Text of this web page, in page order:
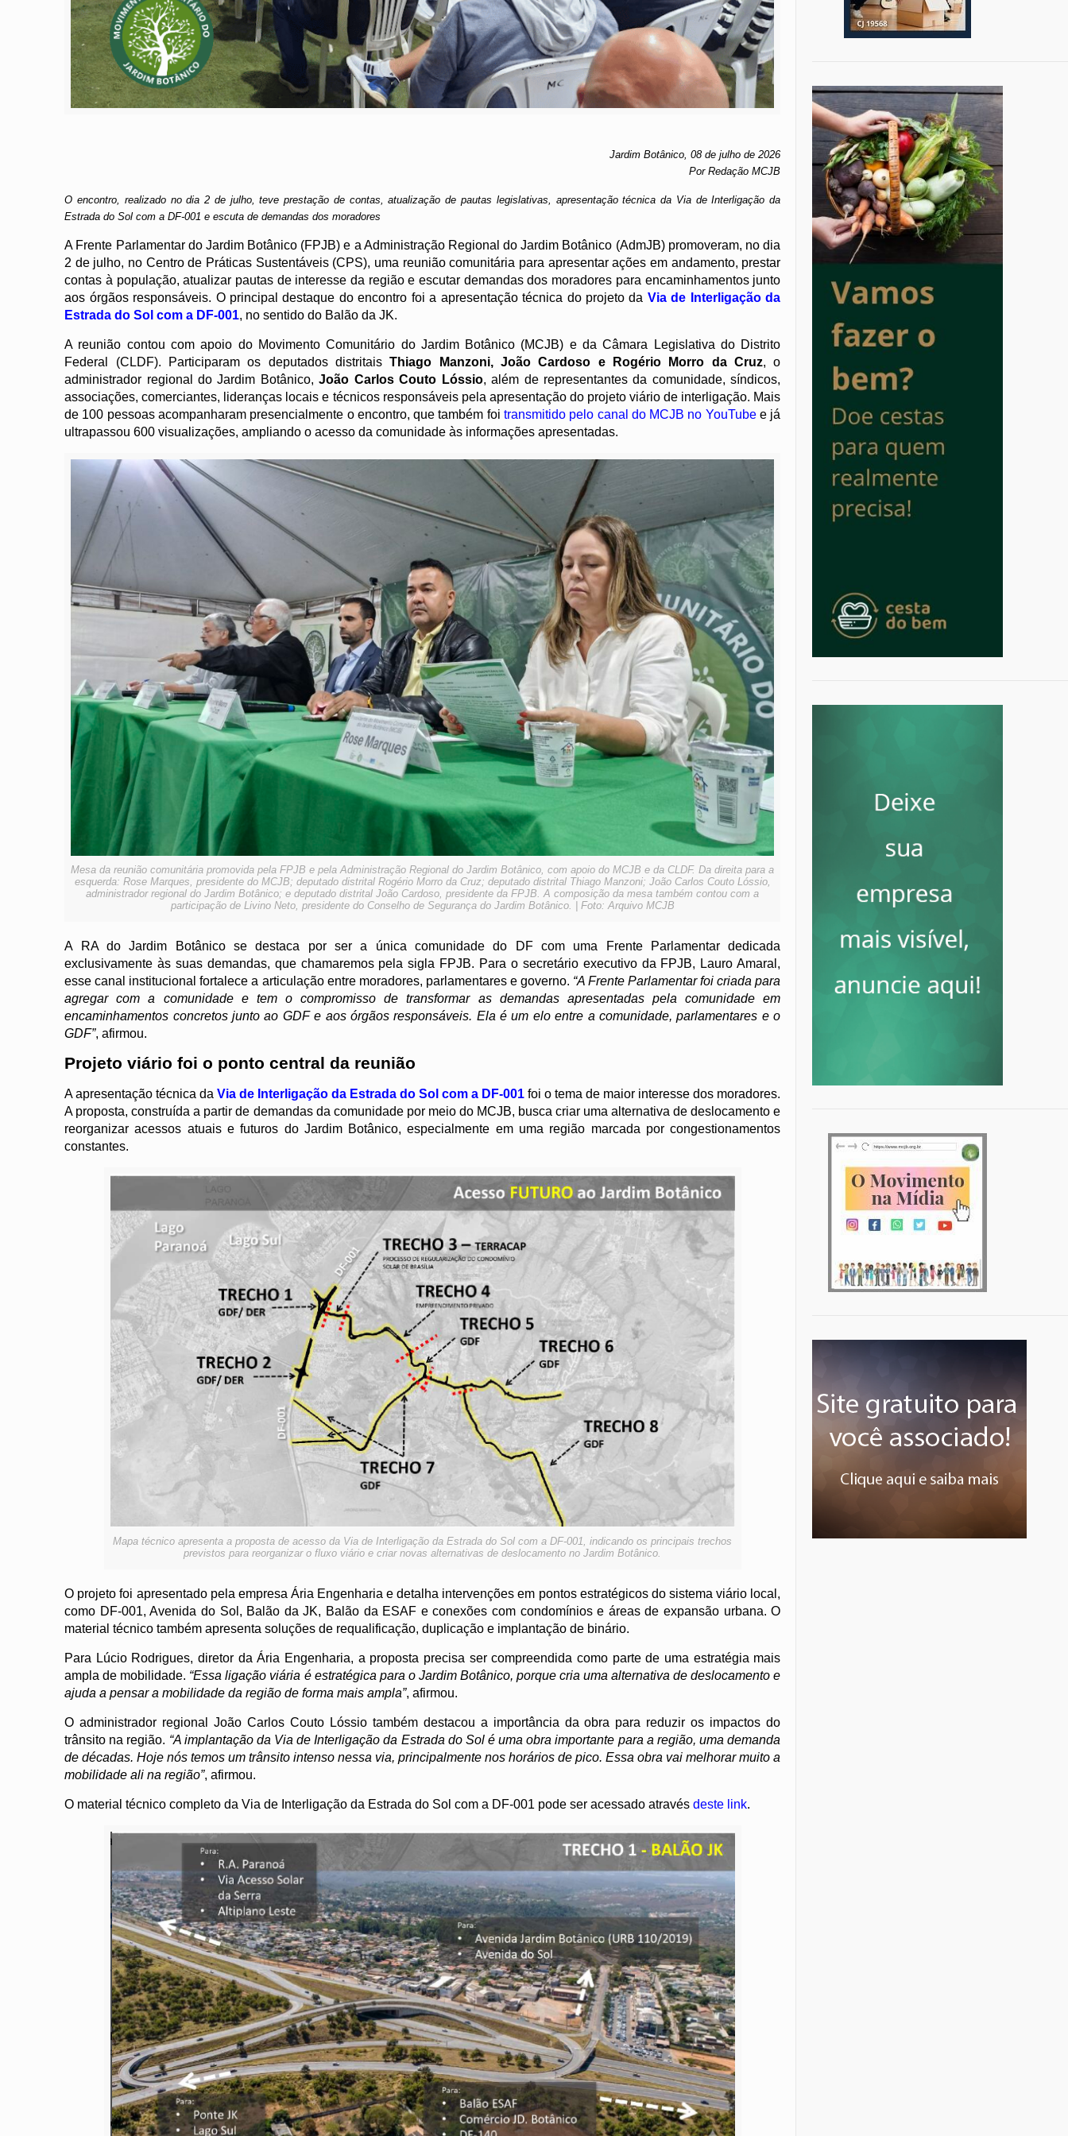
Jardim Botânico, 08 de julho de 2026
Por Redação MCJB
O encontro, realizado no dia 2 de julho, teve prestação de contas, atualização de pautas legislativas, apresentação técnica da Via de Interligação da
Estrada do Sol com a DF-001 e escuta de demandas dos moradores
A Frente Parlamentar do Jardim Botânico (FPJB) e a Administração Regional do Jardim Botânico (AdmJB) promoveram, no dia
2 de julho, no Centro de Práticas Sustentáveis (CPS), uma reunião comunitária para apresentar ações em andamento, prestar
contas à população, atualizar pautas de interesse da região e escutar demandas dos moradores para encaminhamentos junto
aos órgãos responsáveis. O principal destaque do encontro foi a apresentação técnica do projeto da Via de Interligação da
Estrada do Sol com a DF-001, no sentido do Balão da JK.
A reunião contou com apoio do Movimento Comunitário do Jardim Botânico (MCJB) e da Câmara Legislativa do Distrito
Federal (CLDF). Participaram os deputados distritaisThiago Manzoni, João Cardoso e Rogério Morro da Cruz, o
administrador regional do Jardim Botânico,João Carlos Couto Lóssio, além de representantes da comunidade, síndicos,
associações, comerciantes, lideranças locais e técnicos responsáveis pela apresentação do projeto viário de interligação. Mais
de 100 pessoas acompanharam presencialmente o encontro, que também foi transmitido pelo canal do MCJB no YouTubee já
ultrapassou 600 visualizações, ampliando o acesso da comunidade às informações apresentadas.
Mesa da reunião comunitária promovida pela FPJB e pela Administração Regional do Jardim Botânico, com apoio do MCJB e da CLDF. Da direita para a
esquerda: Rose Marques, presidente do MCJB; deputado distrital Rogério Morro da Cruz; deputado distrital Thiago Manzoni; João Carlos Couto Lóssio,
administrador regional do Jardim Botânico; e deputado distrital João Cardoso, presidente da FPJB. A composição da mesa também contou com a
participação de Livino Neto, presidente do Conselho de Segurança do Jardim Botânico. | Foto: Arquivo MCJB
A RA do Jardim Botânico se destaca por ser a única comunidade do DF com uma Frente Parlamentar dedicada
exclusivamente às suas demandas, que chamaremos pela sigla FPJB. Para o secretário executivo da FPJB, Lauro Amaral,
esse canal institucional fortalece a articulação entre moradores, parlamentares e governo. “A Frente Parlamentar foi criada para
agregar com a comunidade e tem o compromisso de transformar as demandas apresentadas pela comunidade em
encaminhamentos concretos junto ao GDF e aos órgãos responsáveis. Ela é um elo entre a comunidade, parlamentares e o
GDF”, afirmou.
Projeto viário foi o ponto central da reunião
A apresentação técnica daVia de Interligação da Estrada do Sol com a DF-001 foi o tema de maior interesse dos moradores.
A proposta, construída a partir de demandas da comunidade por meio do MCJB, busca criar uma alternativa de deslocamento e
reorganizar acessos atuais e futuros do Jardim Botânico, especialmente em uma região marcada por congestionamentos
constantes.
Mapa técnico apresenta a proposta de acesso da Via de Interligação da Estrada do Sol com a DF-001, indicando os principais trechos
previstos para reorganizar o fluxo viário e criar novas alternativas de deslocamento no Jardim Botânico.
O projeto foi apresentado pela empresa Ária Engenharia e detalha intervenções em pontos estratégicos do sistema viário local,
como DF-001, Avenida do Sol, Balão da JK, Balão da ESAF e conexões com condomínios e áreas de expansão urbana. O
material técnico também apresenta soluções de requalificação, duplicação e implantação de binário.
Para Lúcio Rodrigues, diretor da Ária Engenharia, a proposta precisa ser compreendida como parte de uma estratégia mais
ampla de mobilidade. “Essa ligação viária é estratégica para o Jardim Botânico, porque cria uma alternativa de deslocamento e
ajuda a pensar a mobilidade da região de forma mais ampla”, afirmou.
O administrador regional João Carlos Couto Lóssio também destacou a importância da obra para reduzir os impactos do
trânsito na região. “A implantação da Via de Interligação da Estrada do Sol é uma obra importante para a região, uma demanda
de décadas. Hoje nós temos um trânsito intenso nessa via, principalmente nos horários de pico. Essa obra vai melhorar muito a
mobilidade ali na região”, afirmou.
O material técnico completo da Via de Interligação da Estrada do Sol com a DF-001 pode ser acessado atravésdeste link.